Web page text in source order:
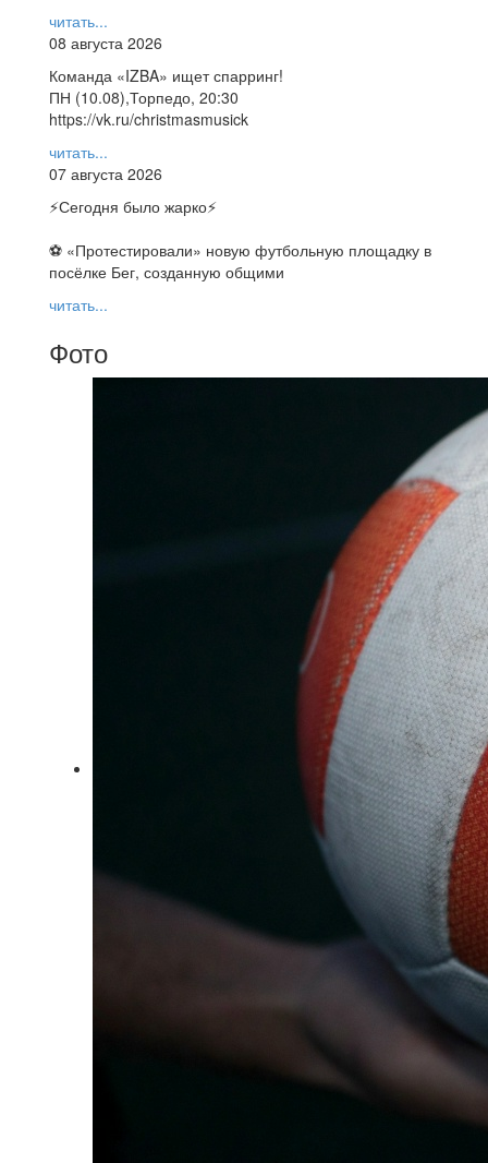
читать...
08 августа 2026
Команда «IZBA» ищет спарринг!
ПН (10.08),Торпедо, 20:30
https://vk.ru/christmasmusick
читать...
07 августа 2026
⚡️Сегодня было жарко⚡️
⚽ ️«Протестировали» новую футбольную площадку в
посёлке Бег, созданную общими
читать...
Фото